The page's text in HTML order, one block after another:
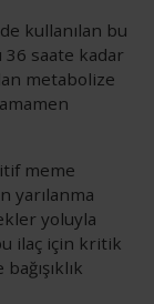
kullanılan bu
36 saate kadar
metabolize
meme
yarılanma
yoluyla
ilaç için kritik